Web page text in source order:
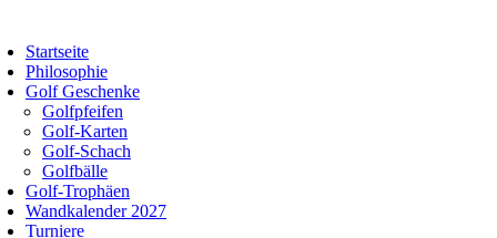
Startseite
Philosophie
Golf Geschenke
Golfpfeifen
Golf-Karten
Golf-Schach
Golfbälle
Golf-Trophäen
Wandkalender 2027
Turniere